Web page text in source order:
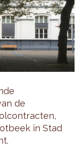
de
in Stad